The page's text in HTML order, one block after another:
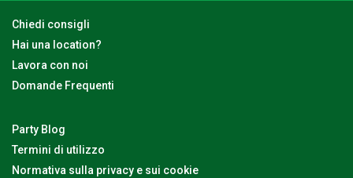
Chiedi consigli
Hai una location?
Lavora con noi
Domande Frequenti
Party Blog
Termini di utilizzo
Normativa sulla privacy e sui cookie